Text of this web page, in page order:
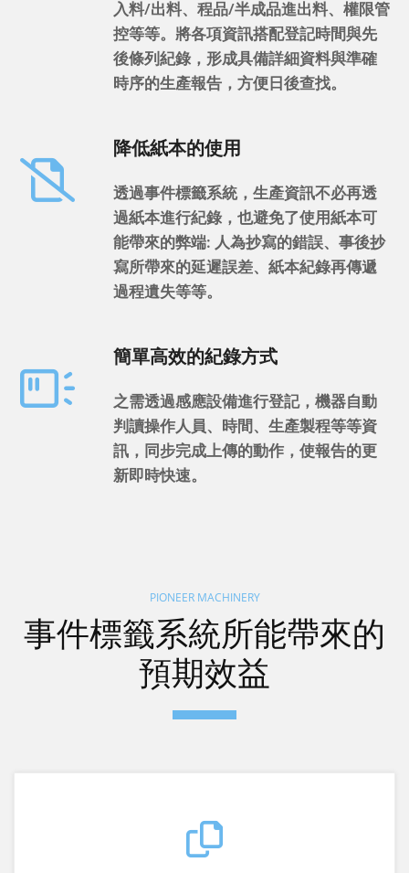
入料/出料、程品/半成品進出料、權限管
控等等。將各項資訊搭配登記時間與先
後條列紀錄，形成具備詳細資料與準確
時序的生產報告，方便日後查找。
降低紙本的使用
透過事件標籤系統，生產資訊不必再透
過紙本進行紀錄，也避免了使用紙本可
能帶來的弊端: 人為抄寫的錯誤、事後抄
寫所帶來的延遲誤差、紙本紀錄再傳遞
過程遺失等等。
簡單高效的紀錄方式
之需透過感應設備進行登記，機器自動
判讀操作人員、時間、生產製程等等資
訊，同步完成上傳的動作，使報告的更
新即時快速。
PIONEER MACHINERY
事件標籤系統所能帶來的
預期效益